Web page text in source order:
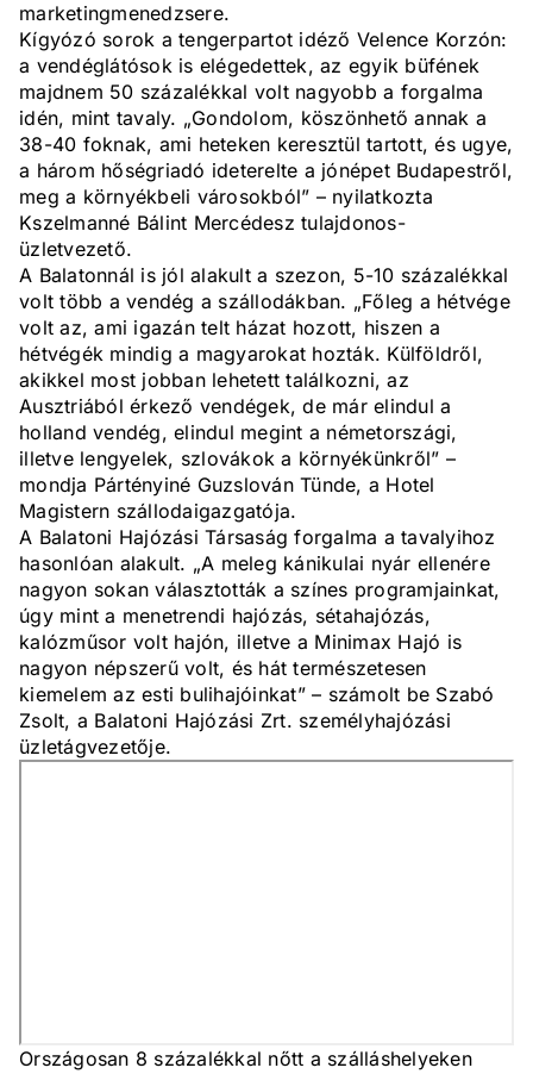
marketingmenedzsere.
Kígyózó sorok a tengerpartot idéző Velence Korzón:
a vendéglátósok is elégedettek, az egyik büfének
majdnem 50 százalékkal volt nagyobb a forgalma
idén, mint tavaly. „Gondolom, köszönhető annak a
38-40 foknak, ami heteken keresztül tartott, és ugye,
a három hőségriadó ideterelte a jónépet Budapestről,
meg a környékbeli városokból” – nyilatkozta
Kszelmanné Bálint Mercédesz tulajdonos-
üzletvezető.
A Balatonnál is jól alakult a szezon, 5-10 százalékkal
volt több a vendég a szállodákban. „Főleg a hétvége
volt az, ami igazán telt házat hozott, hiszen a
hétvégék mindig a magyarokat hozták. Külföldről,
akikkel most jobban lehetett találkozni, az
Ausztriából érkező vendégek, de már elindul a
holland vendég, elindul megint a németországi,
illetve lengyelek, szlovákok a környékünkről” –
mondja Pártényiné Guzslován Tünde, a Hotel
Magistern szállodaigazgatója.
A Balatoni Hajózási Társaság forgalma a tavalyihoz
hasonlóan alakult. „A meleg kánikulai nyár ellenére
nagyon sokan választották a színes programjainkat,
úgy mint a menetrendi hajózás, sétahajózás,
kalózműsor volt hajón, illetve a Minimax Hajó is
nagyon népszerű volt, és hát természetesen
kiemelem az esti bulihajóinkat” – számolt be Szabó
Zsolt, a Balatoni Hajózási Zrt. személyhajózási
üzletágvezetője.
Országosan 8 százalékkal nőtt a szálláshelyeken